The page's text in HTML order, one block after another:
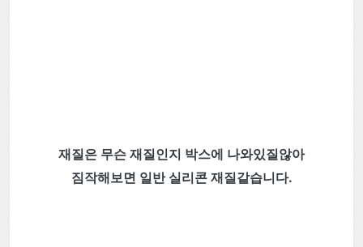
재질은 무슨 재질인지 박스에 나와있질않아
짐작해보면 일반 실리콘 재질같습니다.